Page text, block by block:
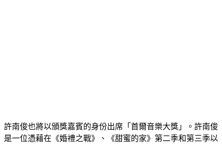
許南俊也將以頒獎嘉賓的身份出席「首爾音樂大獎」。許南俊
是一位憑藉在《婚禮之戰》、《甜蜜的家》第二季和第三季以